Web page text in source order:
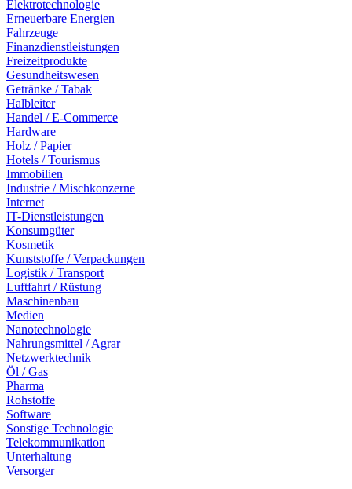
Elektrotechnologie
Erneuerbare Energien
Fahrzeuge
Finanzdienstleistungen
Freizeitprodukte
Gesundheitswesen
Getränke / Tabak
Halbleiter
Handel / E-Commerce
Hardware
Holz / Papier
Hotels / Tourismus
Immobilien
Industrie / Mischkonzerne
Internet
IT-Dienstleistungen
Konsumgüter
Kosmetik
Kunststoffe / Verpackungen
Logistik / Transport
Luftfahrt / Rüstung
Maschinenbau
Medien
Nanotechnologie
Nahrungsmittel / Agrar
Netzwerktechnik
Öl / Gas
Pharma
Rohstoffe
Software
Sonstige Technologie
Telekommunikation
Unterhaltung
Versorger